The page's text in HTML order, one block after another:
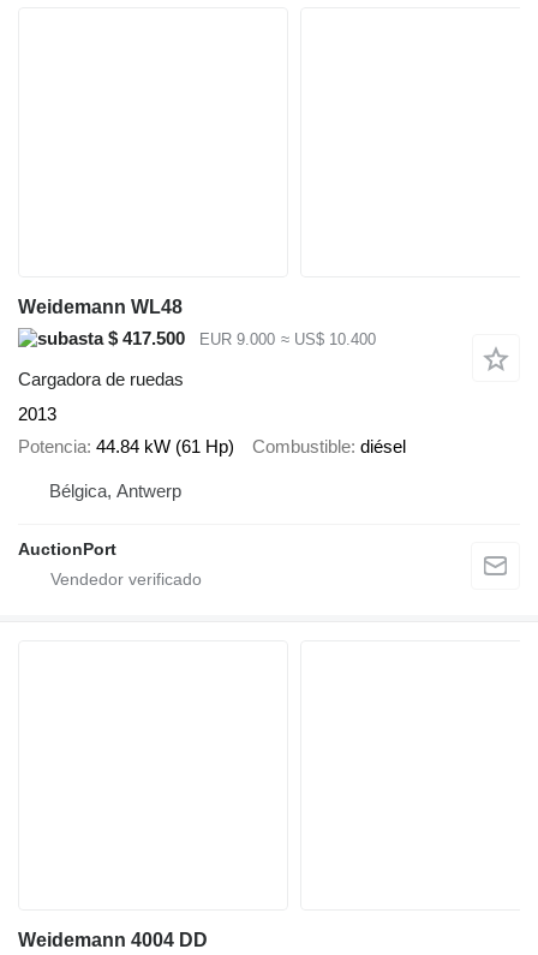
Weidemann WL48
$ 417.500
EUR 9.000 ≈ US$ 10.400
Cargadora de ruedas
2013
Potencia 44.84 kW (61 Hp) Combustible diésel
Bélgica, Antwerp
AuctionPort
Weidemann 4004 DD